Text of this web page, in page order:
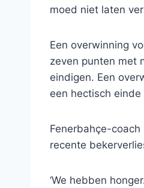
moed niet laten
Een overwinning
zeven punten met
eindigen. Een
een hectisch
Fenerbahçe-
recente
‘We hebben